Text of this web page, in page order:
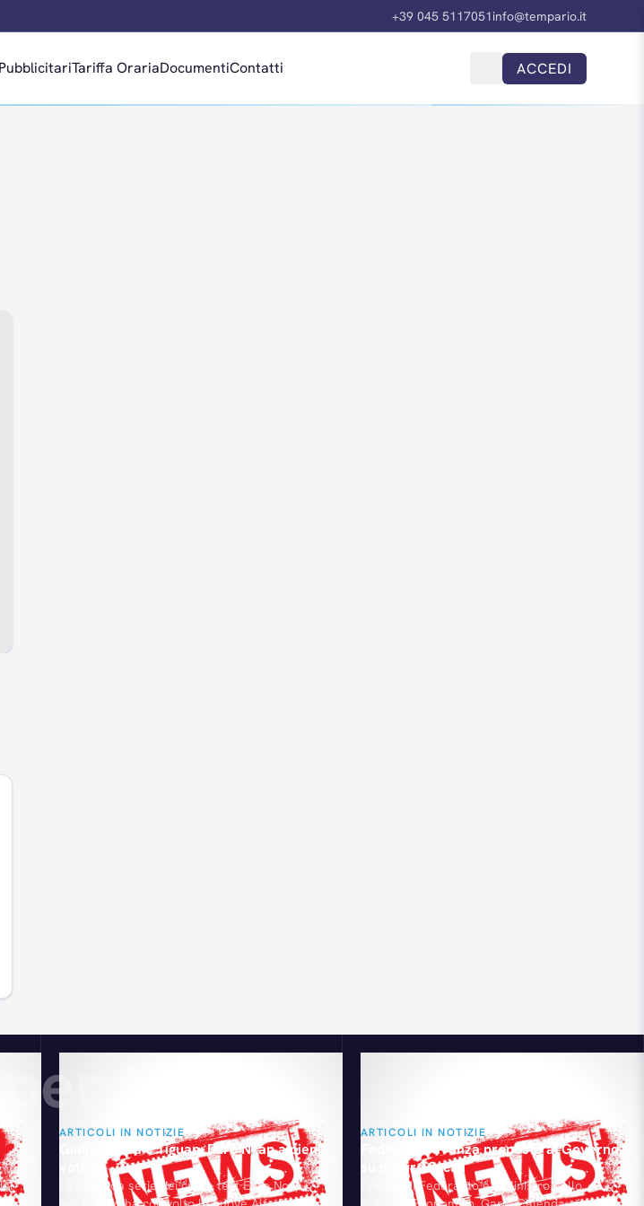
+39 045 5117051info@tempario.it
Tariffa OrariaDocumentiContatti ACCEDI
te
ARTICOLI IN NOTIZIE
Giulia, Ateca e Tiguan: Euro Ncap a pieni
La seconda serie dei crash test Euro Ncap
ARTICOLI IN NOTIZIE
Federauto avanza proposte al Governo
su misure fiscali
I vertici di Federauto e il Ministro dello